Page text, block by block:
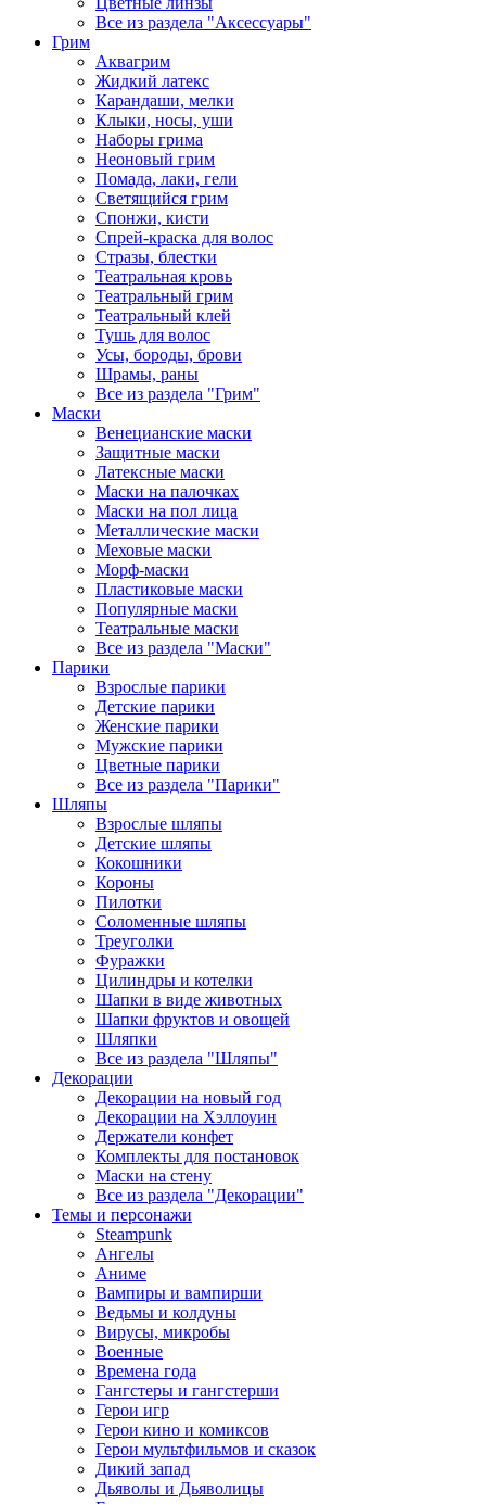
Все из раздела "Аксессуары"
Грим
Аквагрим
Жидкий латекс
Карандаши, мелки
Клыки, носы, уши
Наборы грима
Неоновый грим
Помада, лаки, гели
Светящийся грим
Спонжи, кисти
Спрей-краска для волос
Стразы, блестки
Театральная кровь
Театральный грим
Театральный клей
Тушь для волос
Усы, бороды, брови
Шрамы, раны
Все из раздела "Грим"
Маски
Венецианские маски
Защитные маски
Латексные маски
Маски на палочках
Маски на пол лица
Металлические маски
Меховые маски
Морф-маски
Пластиковые маски
Популярные маски
Театральные маски
Все из раздела "Маски"
Парики
Взрослые парики
Детские парики
Женские парики
Мужские парики
Цветные парики
Все из раздела "Парики"
Шляпы
Взрослые шляпы
Детские шляпы
Кокошники
Короны
Пилотки
Соломенные шляпы
Треуголки
Фуражки
Цилиндры и котелки
Шапки в виде животных
Шапки фруктов и овощей
Шляпки
Все из раздела "Шляпы"
Декорации
Декорации на новый год
Декорации на Хэллоуин
Держатели конфет
Комплекты для постановок
Маски на стену
Все из раздела "Декорации"
Темы и персонажи
Steampunk
Ангелы
Аниме
Вампиры и вампирши
Ведьмы и колдуны
Вирусы, микробы
Военные
Времена года
Гангстеры и гангстерши
Герои игр
Герои кино и комиксов
Герои мультфильмов и сказок
Дикий запад
Дьяволы и Дьяволицы